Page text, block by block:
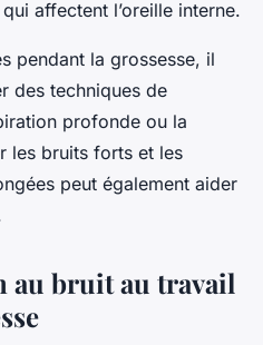
affectent l’oreille interne.
pendant la grossesse, il
des techniques de
profonde ou la
les bruits forts et les
peut également aider
au bruit au travail